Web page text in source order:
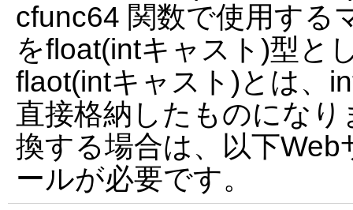
cfunc64 関数で使用する
をfloat(intキャスト)型と
flaot(intキャスト)とは、
直接格納したものにな
換する場合は、以下
ールが必要です。